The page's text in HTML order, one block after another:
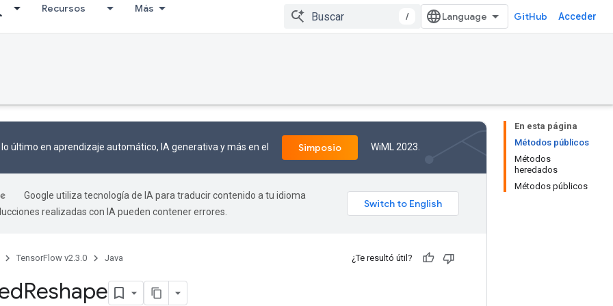
Recursos Más
/ GitHub Acceder
En esta página
Métodos públicos
Métodos
heredados
Métodos públicos
último en aprendizaje automático, IA generativa y más en el Simposio WiML 2023.
Google utiliza tecnología de IA para traducir contenido a tu idioma
realizadas con IA pueden contener errores.
TensorFlow v2.3.0 Java ¿Te resultó útil?
Reshape